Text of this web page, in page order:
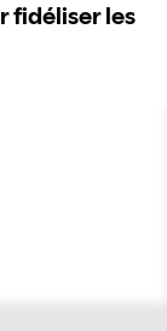
fidéliser les